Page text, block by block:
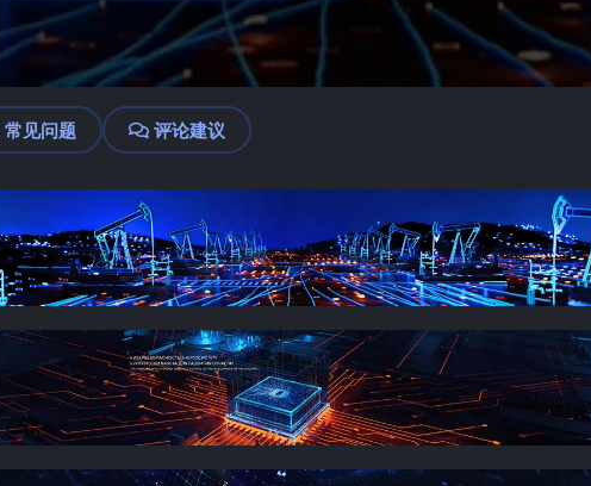
常见问题 评论建议